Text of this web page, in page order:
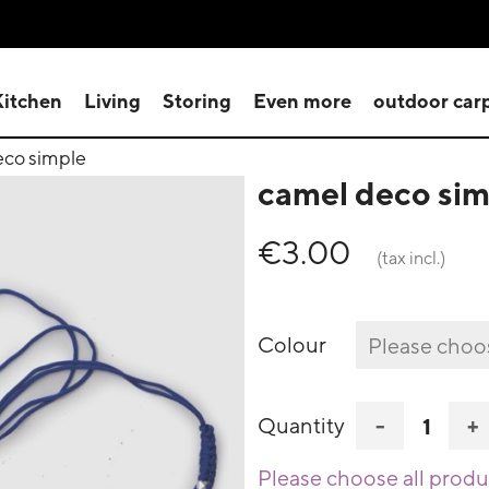
Living Storing Even more outdoor
simple
camel deco
€3.00
(tax incl.)
Colour
Quantity - +
Please choose all